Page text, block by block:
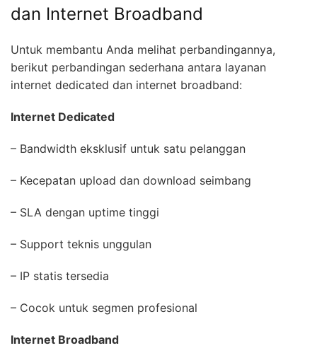
dan Internet Broadband
Untuk membantu Anda melihat perbandingannya,
berikut perbandingan sederhana antara layanan
internet dedicated dan internet broadband:
Internet Dedicated
– Bandwidth eksklusif untuk satu pelanggan
– Kecepatan upload dan download seimbang
– SLA dengan uptime tinggi
– Support teknis unggulan
– IP statis tersedia
– Cocok untuk segmen profesional
Internet Broadband